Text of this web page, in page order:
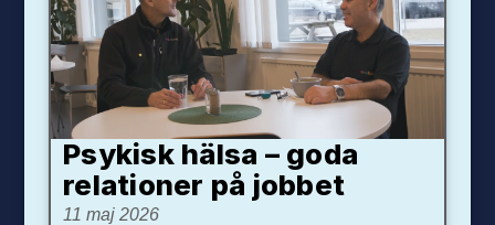
Psykisk hälsa – goda
relationer på jobbet
11 maj 2026